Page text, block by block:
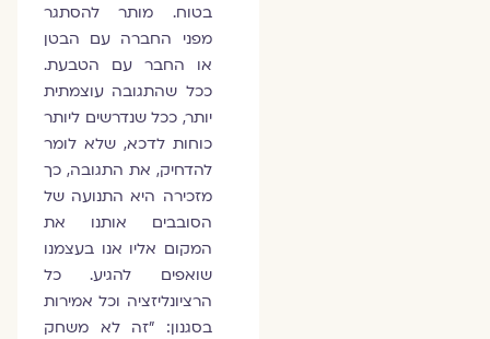
בטוח. מותר להסתגר
מפני החברה עם הבטן
או החבר עם הטבעת.
ככל שהתגובה עוצמתית
יותר, ככל שנדרשים ליותר
כוחות לדכא, שלא לומר
להדחיק, את התגובה, כך
מזכירה היא התנועה של
הסובבים אותנו את
המקום אליו אנו בעצמנו
שואפים להגיע. כל
הרציונליזציה וכל אמירות
בסגנון: "זה לא משחק